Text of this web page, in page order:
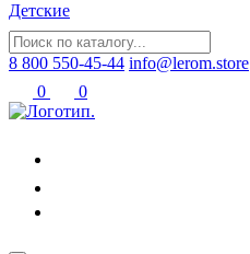
Детские
8 800 550-45-44 info@lerom.store
0
0